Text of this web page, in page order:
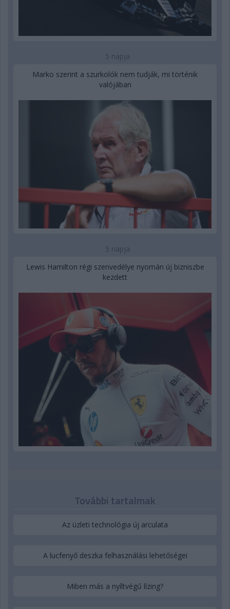
5 napja
Marko szerint a szurkolók nem tudják, mi történik
valójában
5 napja
Lewis Hamilton régi szenvedélye nyomán új bizniszbe
kezdett
További tartalmak
Az üzleti technológia új arculata
A lucfenyő deszka felhasználási lehetőségei
Miben más a nyíltvégű lízing?